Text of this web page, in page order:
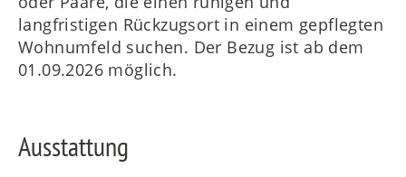
langfristigen Rückzugsort in einem gepflegten
Wohnumfeld suchen. Der Bezug ist ab dem
01.09.2026 möglich.
Ausstattung